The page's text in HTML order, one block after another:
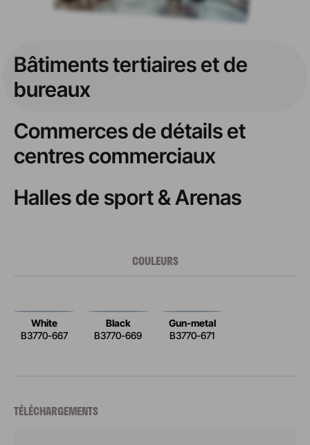
Bâtiments tertiaires et de
bureaux
Commerces de détails et
centres commerciaux
Halles de sport & Arenas
COULEURS
White
B3770-667
Black
B3770-669
Gun-metal
B3770-671
TÉLÉCHARGEMENTS